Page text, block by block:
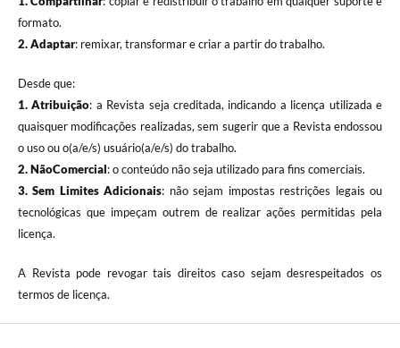
formato.
2. Adaptar: remixar, transformar e criar a partir do trabalho.
Desde que:
1. Atribuição: a Revista seja creditada, indicando a licença utilizada e
quaisquer modificações realizadas, sem sugerir que a Revista endossou
o uso ou o(a/e/s) usuário(a/e/s) do trabalho.
2. NãoComercial: o conteúdo não seja utilizado para fins comerciais.
3.Sem Limites Adicionais: não sejam impostas restrições legais ou
tecnológicas que impeçam outrem de realizar ações permitidas pela
licença.
A Revista pode revogar tais direitos caso sejam desrespeitados os
termos de licença.